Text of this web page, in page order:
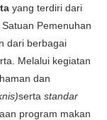
yang terdiri dari
Pemenuhan
dari berbagai
Melalui kegiatan
dan
serta standar
program makan